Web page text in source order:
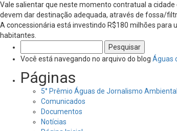
Vale salientar que neste momento contratual a
devem dar destinação adequada, através de fossa/
A concessionária está investindo R$180 milhões para
habitantes.
por:
Você está navegando no arquivo do blog Águas
Páginas
5° Prêmio Águas de Jornalismo Ambiental
Comunicados
Documentos
Notícias